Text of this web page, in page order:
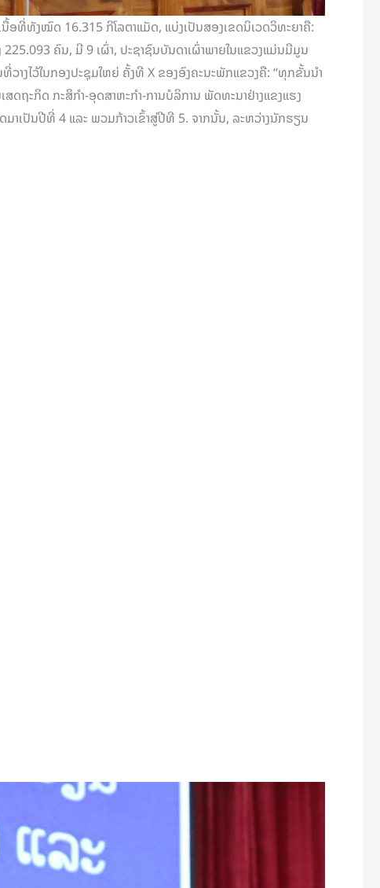
ອທີ່ທັງໝົດ 16.315 ກິໂລຕາແມັດ, ແບ່ງເປັນສອງເຂດນິເວດວິທະຍາຄື:
ຄົນ, ມີ 9 ເຜົ່າ, ປະຊາຊົນບັນດາເຜົ່າພາຍໃນແຂວງແມ່ນມີມູນ
ງໄວ້ໃນກອງປະຊຸມໃຫຍ່ ຄັ້ງທີ X ຂອງອົງຄະນະພັກແຂວງຄື: “ທຸກຂັ້ນນໍາ
ະກິດ ກະສິກໍາ-ອຸດສາຫະກໍາ-ການບໍລິການ ພັດທະນາຢ່າງແຂງແຮງ
າເປັນປີທີ່ 4 ແລະ ພວມກ້າວເຂົ້າສູ່ປີທີ 5. ຈາກນັ້ນ, ລະຫວ່າງນັກຮຽນ